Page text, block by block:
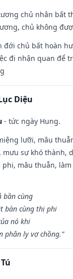
chủ nhân bất
chủ không
đới chủ bất hoàn
đi nhận quan để
Diệu
- tức ngày Hung.
lưỡi, mâu
mưu sự khó thành,
phi, mâu thuẫn,
bần cùng
bàn cùng thị phi
nó khi
phân ly vợ chồng.”